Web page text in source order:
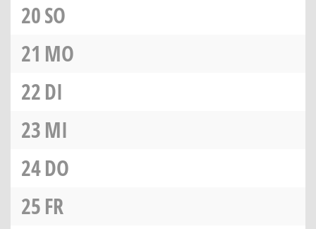
20SO
21 MO
22DI
23MI
24DO
25FR